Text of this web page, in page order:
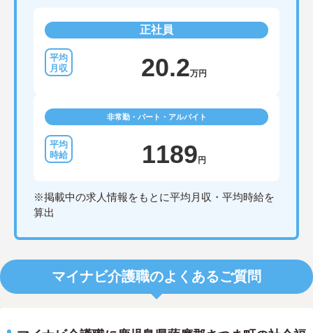
正社員
20.2万円
非常勤・パート・アルバイト
1189 円
※掲載中の求人情報をもとに平均月収・平均時給を
算出
マイナビ介護職のよくあるご質問